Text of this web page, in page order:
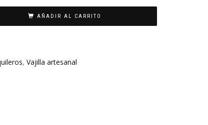
AÑADIR AL CARRITO
, Vajilla artesanal